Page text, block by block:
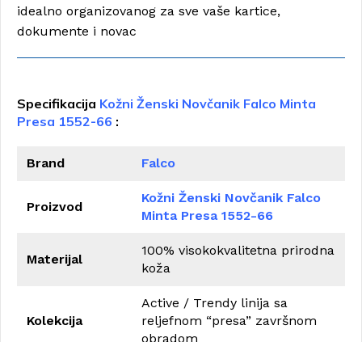
idealno organizovanog za sve vaše kartice,
dokumente i novac
Specifikacija Kožni Ženski Novčanik Falco Minta
Presa 1552-66 :
Brand Falco
Proizvod
Kožni Ženski Novčanik Falco
Minta Presa 1552-66
Materijal
100% visokokvalitetna prirodna
koža
Kolekcija
Active / Trendy linija sa
reljefnom “presa” završnom
obradom